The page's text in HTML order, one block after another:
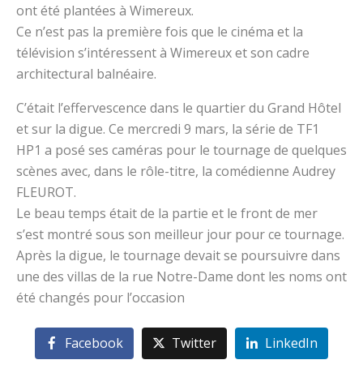
ont été plantées à Wimereux.
Ce n’est pas la première fois que le cinéma et la
télévision s’intéressent à Wimereux et son cadre
architectural balnéaire.
C’était l’effervescence dans le quartier du Grand Hôtel
et sur la digue. Ce mercredi 9 mars, la série de TF1
HP1 a posé ses caméras pour le tournage de quelques
scènes avec, dans le rôle-titre, la comédienne Audrey
FLEUROT.
Le beau temps était de la partie et le front de mer
s’est montré sous son meilleur jour pour ce tournage.
Après la digue, le tournage devait se poursuivre dans
une des villas de la rue Notre-Dame dont les noms ont
été changés pour l’occasion
Facebook Twitter LinkedIn